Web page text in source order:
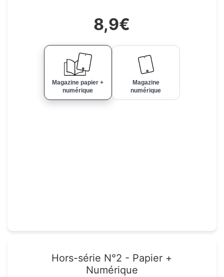
8,9€
Magazine papier +
numérique
Magazine
numérique
Hors-série N°2 - Papier +
Numérique